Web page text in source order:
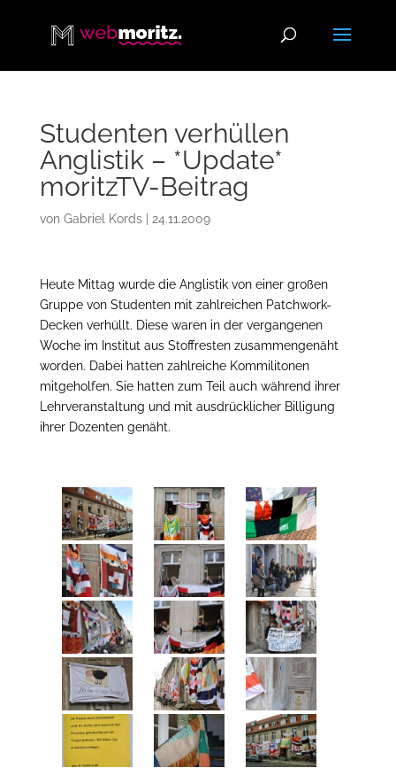
Studenten verhüllen
Anglistik – *Update*
moritzTV-Beitrag
von Gabriel Kords| 24.11.2009
Heute Mittag wurde die Anglistik von einer großen
Gruppe von Studenten mit zahlreichen Patchwork-
Decken verhüllt. Diese waren in der vergangenen
Woche im Institut aus Stoffresten zusammengenäht
worden. Dabei hatten zahlreiche Kommilitonen
mitgeholfen. Sie hatten zum Teil auch während ihrer
Lehrveranstaltung und mit ausdrücklicher Billigung
ihrer Dozenten genäht.